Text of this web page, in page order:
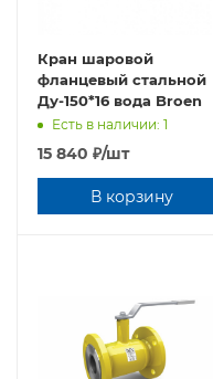
Кран шаровой
фланцевый стальной
Ду-150*16 вода Broen
Есть в наличии: 1
15 840 ₽/шт
В корзину